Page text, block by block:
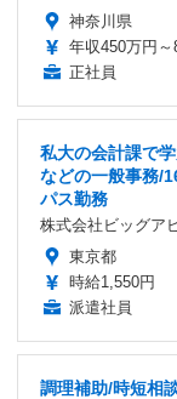
神奈川県
年収450万円～
正社員
私大の会計課で
などの一般事務/
パス勤務
株式会社ビッグア
東京都
時給1,550円
派遣社員
調理補助/時短相